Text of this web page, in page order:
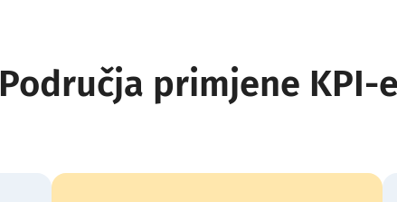
Područja primjene KPI-